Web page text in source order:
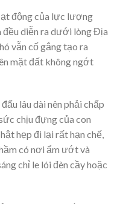
động của lực lượng
đều diễn ra dưới lòng Địa
vẫn cố gắng tạo ra
mặt đất không ngớt
lâu dài nên phải chấp
chịu đựng của con
hẹp đi lại rất hạn chế,
có nơi ẩm ướt và
chỉ le lói đèn cầy hoặc